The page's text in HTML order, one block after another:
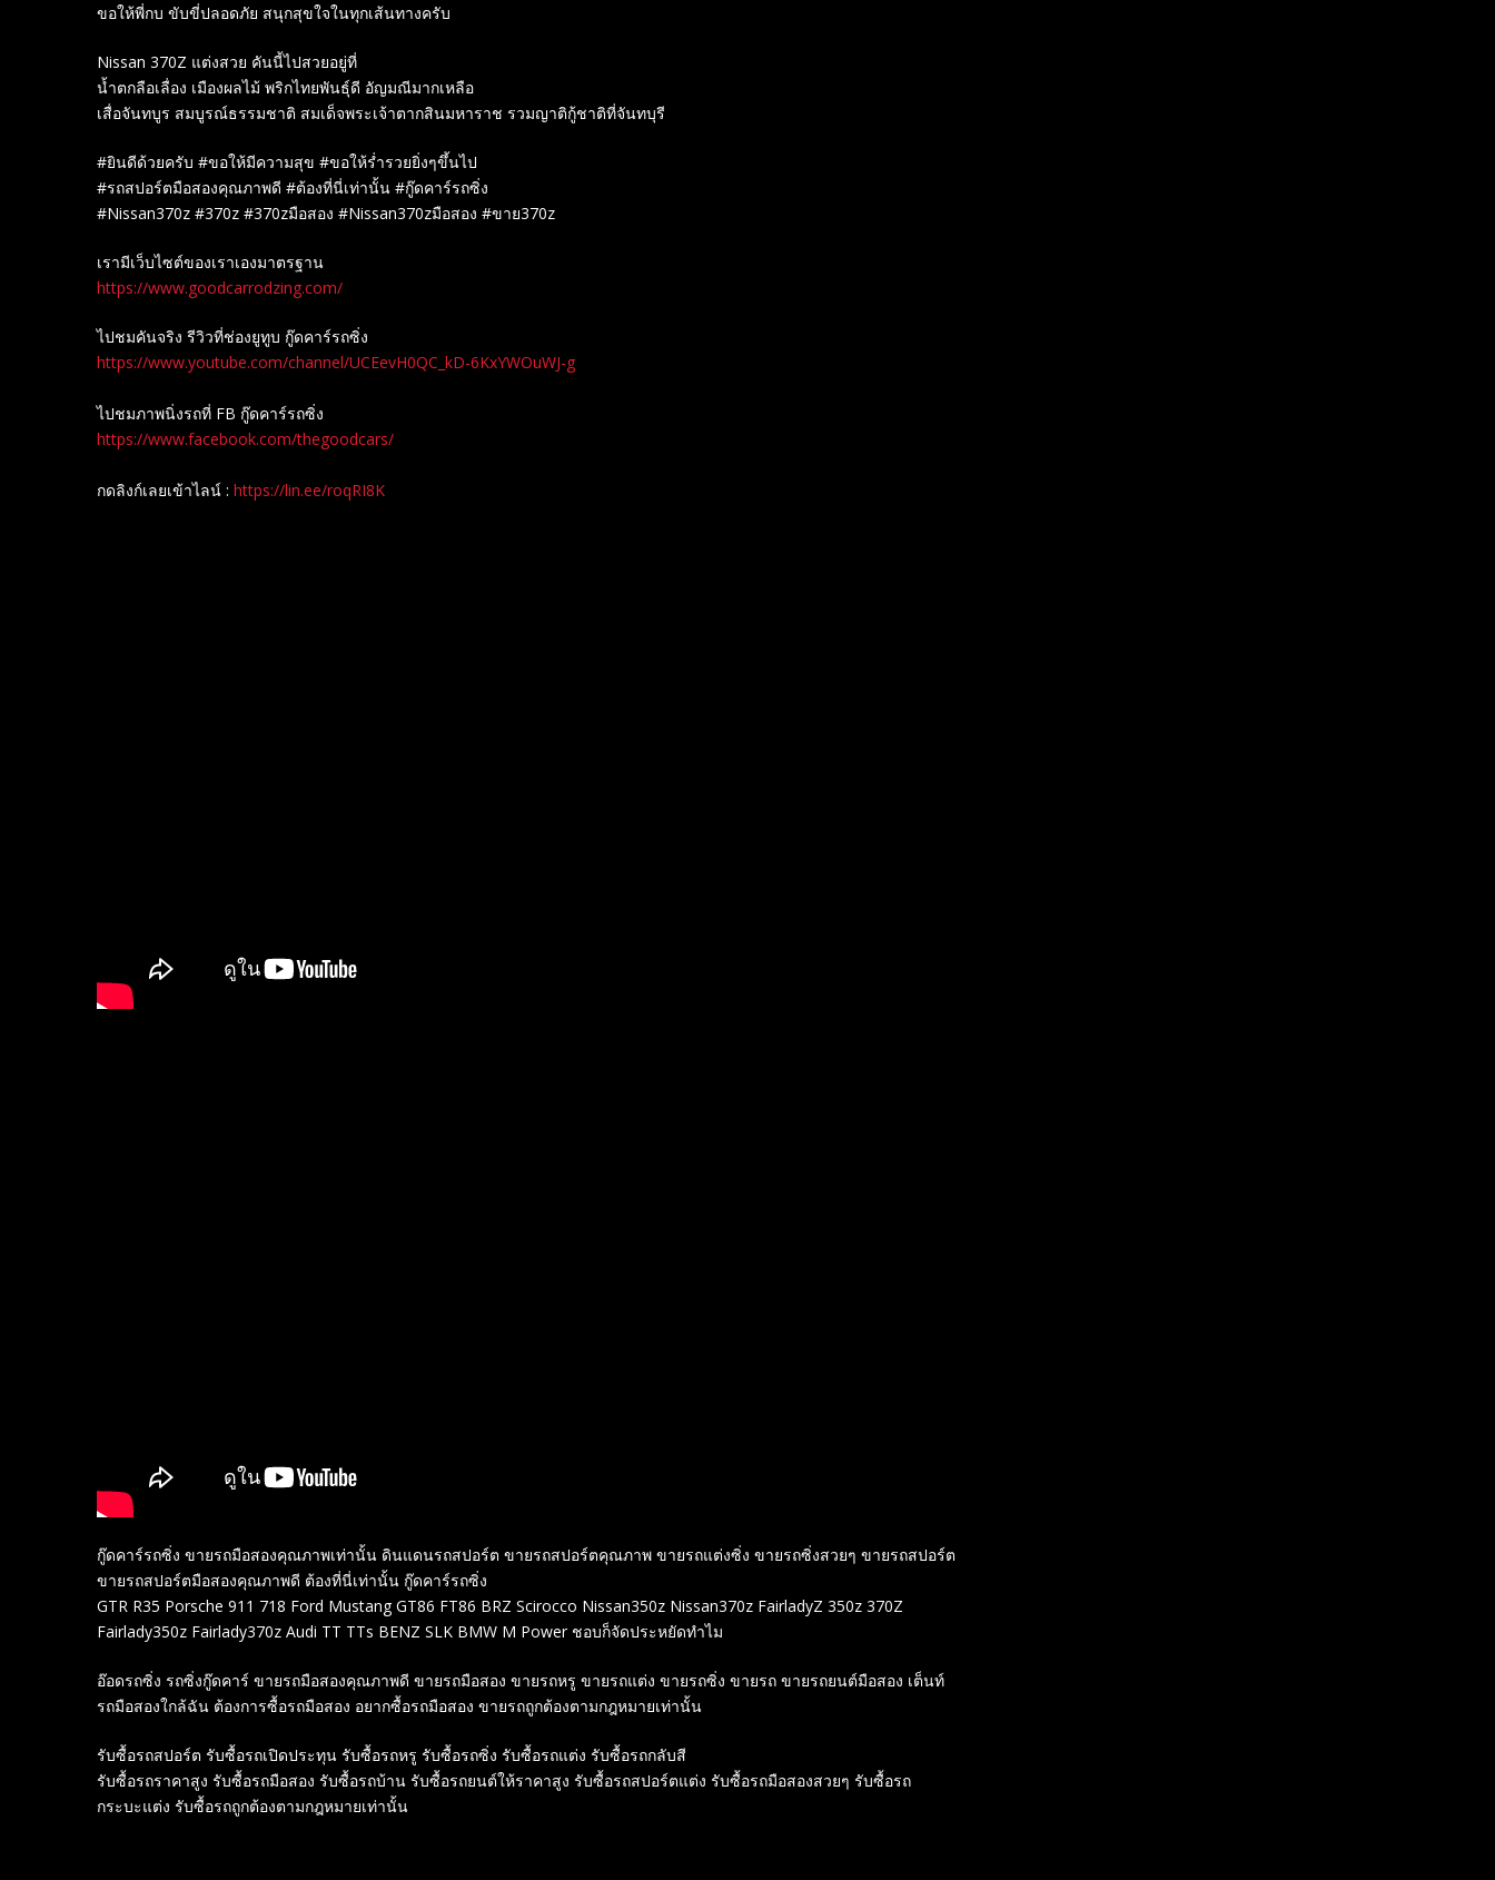
ขอให้พี่กบ ขับขี่ปลอดภัย สนุกสุขใจในทุกเส้นทางครับ
Nissan 370Z แต่งสวย คันนี้ไปสวยอยู่ที่
น้ำตกลือเลื่อง เมืองผลไม้ พริกไทยพันธุ์ดี อัญมณีมากเหลือ
เสื่อจันทบูร สมบูรณ์ธรรมชาติ สมเด็จพระเจ้าตากสินมหาราช รวมญาติกู้ชาติที่จันทบุรี
#ยินดีด้วยครับ #ขอให้มีความสุข #ขอให้ร่ำรวยยิ่งๆขึ้นไป
#รถสปอร์ตมือสองคุณภาพดี #ต้องที่นี่เท่านั้น #กู๊ดคาร์รถซิ่ง
#Nissan370z #370z #370zมือสอง #Nissan370zมือสอง #ขาย370z
เรามีเว็บไซต์ของเราเองมาตรฐาน
https://www.goodcarrodzing.com/
ไปชมคันจริง รีวิวที่ช่องยู​ทูบ​ กู๊ดคาร์รถซิ่ง
https://www.youtube.com/channel/UCEevH0QC_kD-6KxYWOuWJ-g
ไปชมภาพนิ่งรถที่ FB กู๊ดคาร์รถซิ่ง
https://www.facebook.com/thegoodcars/
กดลิงก์เลยเข้าไลน์ : https://lin.ee/roqRI8K
กู๊ดคาร์รถซิ่ง ขายรถมือสองคุณภาพเท่านั้น ดินแดนรถสปอร์ต ขายรถสปอร์ตคุณภาพ ขายรถแต่งซิ่ง ขายรถซิ่งสวยๆ ขายรถสปอร์ต
ขายรถสปอร์ตมือสองคุณภาพดี ต้องที่นี่เท่านั้น กู๊ดคาร์รถซิ่ง
GTR R35 Porsche 911 718 Ford Mustang GT86 FT86 BRZ Scirocco Nissan350z Nissan370z FairladyZ 350z 370Z
Fairlady350z Fairlady370z Audi TT TTs BENZ SLK BMW M Power ชอบก็จัดประหยัดทำไม
อ๊อดรถซิ่ง รถซิ่งกู๊ดคาร์ ขายรถมือสองคุณภาพดี ขายรถมือสอง ขายรถหรู ขายรถแต่ง ขายรถซิ่ง ขายรถ ขายรถยนต์มือสอง เต็นท์
รถมือสองใกล้ฉัน ต้องการซื้อรถมือสอง อยากซื้อรถมือสอง ขายรถถูกต้องตามกฎหมายเท่านั้น
รับซื้อรถสปอร์ต รับซื้อรถเปิดประทุน รับซื้อรถหรู รับซื้อรถซิ่ง รับซื้อรถแต่ง รับซื้อรถกลับสี
รับซื้อรถราคาสูง รับซื้อรถมือสอง รับซื้อรถบ้าน รับซื้อรถยนต์ให้ราคาสูง รับซื้อรถสปอร์ตแต่ง รับซื้อรถมือสองสวยๆ รับซื้อรถ
กระบะแต่ง รับซื้อรถถูกต้องตามกฎหมายเท่านั้น